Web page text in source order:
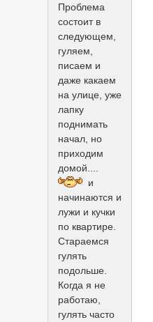
Проблема
состоит в
следующем,
гуляем,
писаем и
даже какаем
на улице, уже
лапку
поднимать
начал, но
приходим
домой....
и
начинаются и
лужи и кучки
по квартире.
Стараемся
гулять
подольше.
Когда я не
работаю,
гулять часто